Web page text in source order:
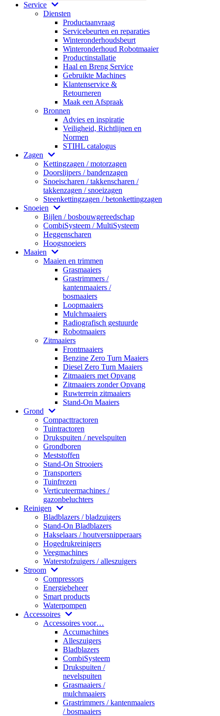
Service
Diensten
Productaanvraag
Servicebeurten en reparaties
Winteronderhoudsbeurt
Winteronderhoud Robotmaaier
Productinstallatie
Haal en Breng Service
Gebruikte Machines
Klantenservice &
Retourneren
Maak een Afspraak
Bronnen
Advies en inspiratie
Veiligheid, Richtlijnen en
Normen
STIHL catalogus
Zagen
Kettingzagen / motorzagen
Doorslijpers / bandenzagen
Snoeischaren / takkenscharen /
takkenzagen / snoeizagen
Steenkettingzagen / betonkettingzagen
Snoeien
Bijlen / bosbouwgereedschap
CombiSysteem / MultiSysteem
Heggenscharen
Hoogsnoeiers
Maaien
Maaien en trimmen
Grasmaaiers
Grastrimmers /
kantenmaaiers /
bosmaaiers
Loopmaaiers
Mulchmaaiers
Radiografisch gestuurde
Robotmaaiers
Zitmaaiers
Frontmaaiers
Benzine Zero Turn Maaiers
Diesel Zero Turn Maaiers
Zitmaaiers met Opvang
Zitmaaiers zonder Opvang
Ruwterrein zitmaaiers
Stand-On Maaiers
Grond
Compacttractoren
Tuintractoren
Drukspuiten / nevelspuiten
Grondboren
Meststoffen
Stand-On Strooiers
Transporters
Tuinfrezen
Verticuteermachines /
gazonbeluchters
Reinigen
Bladblazers / bladzuigers
Stand-On Bladblazers
Hakselaars / houtversnipperaars
Hogedrukreinigers
Veegmachines
Waterstofzuigers / alleszuigers
Stroom
Compressors
Energiebeheer
Smart products
Waterpompen
Accessoires
Accessoires voor…
Accumachines
Alleszuigers
Bladblazers
CombiSysteem
Drukspuiten /
nevelspuiten
Grasmaaiers /
mulchmaaiers
Grastrimmers / kantenmaaiers
/ bosmaaiers